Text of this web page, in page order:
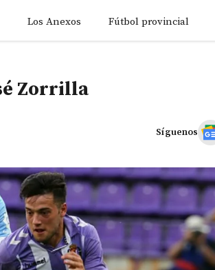
Los Anexos Fútbol provincial
Zorrilla
Síguenos